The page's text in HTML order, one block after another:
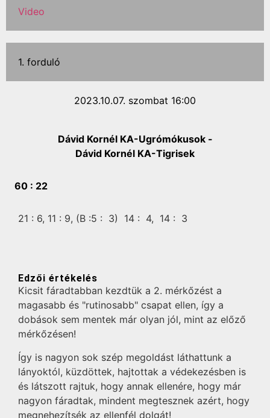
Video
1. forduló
2023.10.07. szombat 16:00
Dávid Kornél KA-Ugrómókusok -
Dávid Kornél KA-Tigrisek
60 : 22
21 : 6, 11 : 9, (B :5 : 3) 14 : 4, 14 : 3
Edzői értékelés
Kicsit fáradtabban kezdtük a 2. mérkőzést a
magasabb és "rutinosabb" csapat ellen, így a
dobások sem mentek már olyan jól, mint az előző
mérkőzésen!
Így is nagyon sok szép megoldást láthattunk a
lányoktól, küzdöttek, hajtottak a védekezésben is
és látszott rajtuk, hogy annak ellenére, hogy már
nagyon fáradtak, mindent megtesznek azért, hogy
megnehezítsék az ellenfél dolgát!